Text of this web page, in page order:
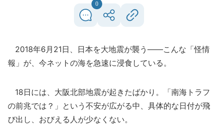
0
2018年6月21日、日本を大地震が襲う――こんな「怪情
報」が、今ネットの海を急速に浸食している。
18日には、大阪北部地震が起きたばかり。「南海トラフ
の前兆では？」という不安が広がる中、具体的な日付が飛
び出し、おびえる人が少なくない。